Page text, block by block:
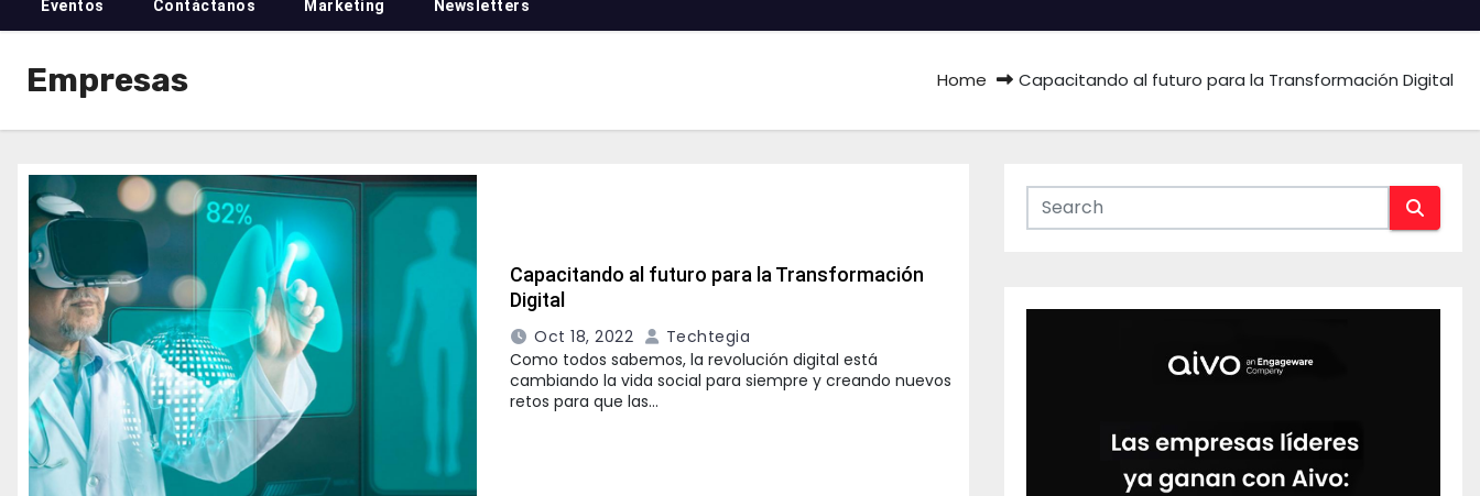
Eventos Contáctanos Marketing Newsletters
Empresas Home Capacitando al futuro para la Transformación Digital
Capacitando al futuro para la Transformación
Digital
Oct 18, 2022
Techtegia
Como todos sabemos, la revolución digital está
cambiando la vida social para siempre y creando nuevos
retos para que las…